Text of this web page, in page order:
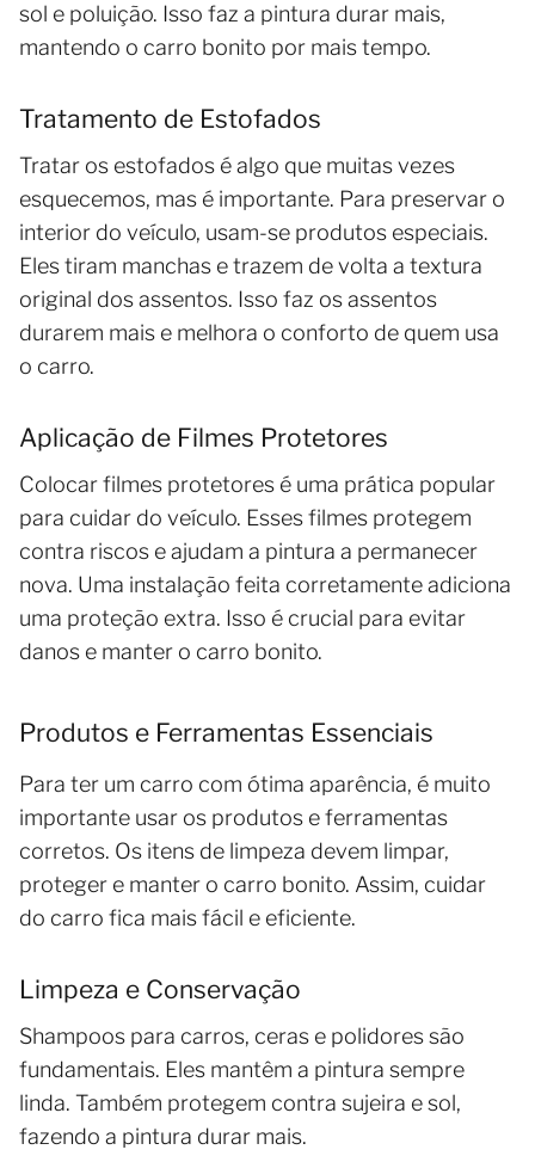
sol e poluição. Isso faz a pintura durar mais,
mantendo o carro bonito por mais tempo.
Tratamento de Estofados
Tratar os estofados é algo que muitas vezes
esquecemos, mas é importante. Para preservar o
interior do veículo, usam-se produtos especiais.
Eles tiram manchas e trazem de volta a textura
original dos assentos. Isso faz os assentos
durarem mais e melhora o conforto de quem usa
o carro.
Aplicação de Filmes Protetores
Colocar filmes protetores é uma prática popular
para cuidar do veículo. Esses filmes protegem
contra riscos e ajudam a pintura a permanecer
nova. Uma instalação feita corretamente adiciona
uma proteção extra. Isso é crucial para evitar
danos e manter o carro bonito.
Produtos e Ferramentas Essenciais
Para ter um carro com ótima aparência, é muito
importante usar os produtos e ferramentas
corretos. Os itens de limpeza devem limpar,
proteger e manter o carro bonito. Assim, cuidar
do carro fica mais fácil e eficiente.
Limpeza e Conservação
Shampoos para carros, ceras e polidores são
fundamentais. Eles mantêm a pintura sempre
linda. Também protegem contra sujeira e sol,
fazendo a pintura durar mais.